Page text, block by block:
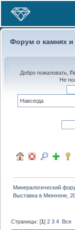
Форум о камнях и
Добро пожаловать,
Не
Минералогический
Выставка в Мюнхене,
Страницы: [1]2 3 4 Все